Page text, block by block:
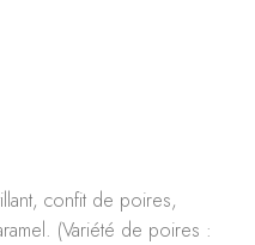
confit de poires,
(Variété de poires :